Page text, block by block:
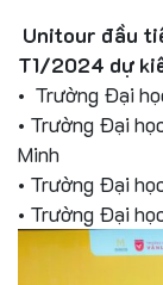
Unitour đầu
T1/2024 dự
• Trường Đại
• Trường Đại
Minh
• Trường Đại
• Trường Đại